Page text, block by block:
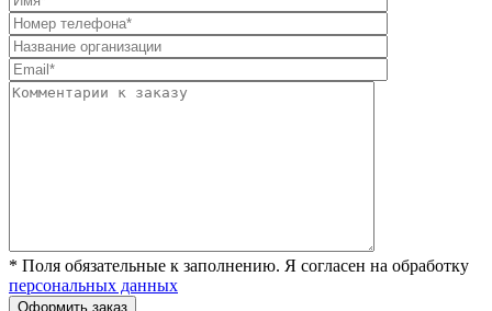
* Поля обязательные к заполнению. Я согласен на обработку
персональных данных